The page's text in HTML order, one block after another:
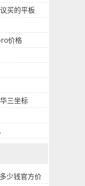
买的平板
价格
三坐标
少钱官方价